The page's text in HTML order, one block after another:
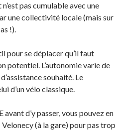
pas cumulable avec une
une collectivité locale (mais sur
!).
pour se déplacer qu’il faut
potentiel. L’autonomie varie de
souhaité. Le
d’un vélo classique.
avant d’y passer, vous pouvez en
(à la gare) pour pas trop